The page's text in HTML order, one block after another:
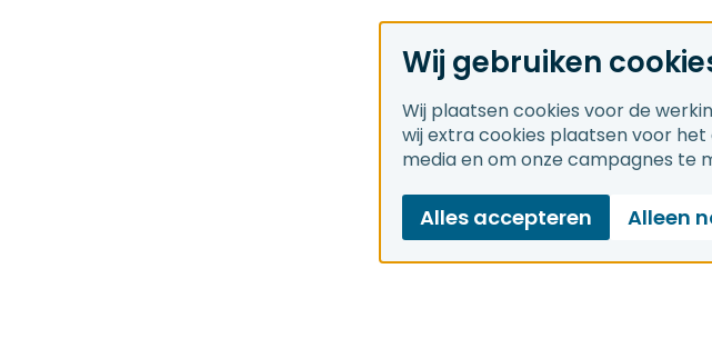
Wij gebruiken
Wij plaatsen cookies voor de
wij extra cookies plaatsen voor
media en om onze campagnes te
Alles accepteren Alleen